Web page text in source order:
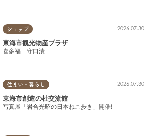
ショップ 2026.07.30
東海市観光物産プラザ
喜多福 守口漬
住まい・暮らし 2026.07.30
東海市創造の杜交流館
写真展「岩合光昭の日本ねこ歩き」開催!